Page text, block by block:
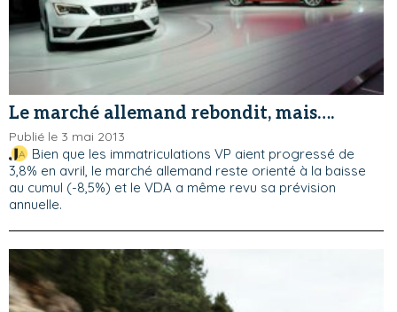
Le marché allemand rebondit, mais….
Publié le 3 mai 2013
Bien que les immatriculations VP aient progressé de
3,8% en avril, le marché allemand reste orienté à la baisse
au cumul (-8,5%) et le VDA a même revu sa prévision
annuelle.